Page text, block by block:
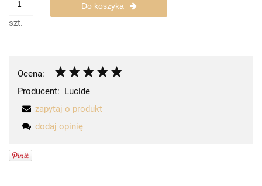
szt.
Do koszyka
Ocena:
Producent: Lucide
zapytaj o produkt
dodaj opinię